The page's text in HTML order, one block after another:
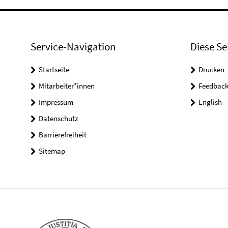
Service-Navigation
Startseite
Mitarbeiter*innen
Impressum
Datenschutz
Barrierefreiheit
Sitemap
Diese
Drucken
Feedback
English